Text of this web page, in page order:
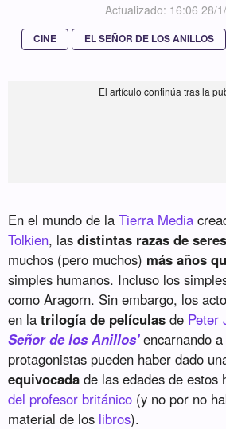
Actualizado: 16:06 28/
CINE EL SEÑOR DE LOS ANILLOS
En el mundo de laTierra Media
Tolkien, lasdistintas razas de
muchos (pero muchos) más años
simples humanos. Incluso los
como Aragorn. Sin embargo, los
en latrilogía de películas de Peter
Señor de los Anillos'encarnando
protagonistas pueden haber dado
equivocada de las edades de estos
del profesor británico (y no por no
material de los libros).